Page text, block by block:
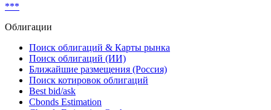
Реструктуризация
Облигации
Поиск облигаций & Карты рынка
Поиск облигаций (ИИ)